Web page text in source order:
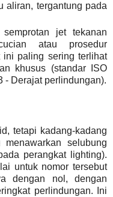
aliran, tergantung pada
jet tekanan
atau prosedur
ini paling sering terlihat
khusus (standar ISO
- Derajat perlindungan).
tetapi kadang-kadang
selubung
perangkat lighting).
untuk nomor tersebut
dengan nol, dengan
perlindungan. Ini